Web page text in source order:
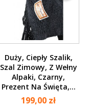
Duży, Ciepły Szalik,
Szal Zimowy, Z Wełny
Alpaki, Czarny,
Prezent Na Święta,...
199,00 zł